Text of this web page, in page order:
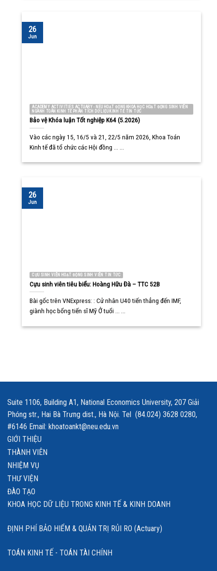
ACADEMY ACTIVITIES ACTUARY - NEU HOẠT ĐỘNG KHOA HỌC HOẠT ĐỘNG SINH VIÊN
NGÀNH TOÁN KINH TẾ PHÂN TÍCH DỮ LIỆU KINH TẾ TIN TỨC
Bảo vệ Khóa luận Tốt nghiệp K64 (5.2026)
Vào các ngày 15, 16/5 và 21, 22/5 năm 2026, Khoa Toán
Kinh tế đã tổ chức các Hội đồng ... ...
26
Jun
CỰU SINH VIÊN HOẠT ĐỘNG SINH VIÊN TIN TỨC
Cựu sinh viên tiêu biểu: Hoàng Hữu Đà – TTC 52B
Bài gốc trên VNExpress: : Cử nhân U40 tiến thẳng đến IMF,
giành học bổng tiến sĩ Mỹ Ở tuổi ... ...
26
Jun
Suite 1106, Building A1, National Economics University, 207 Giải
Phóng str., Hai Bà Trưng dist., Hà Nội. Tel (84.024) 3628 0280,
#6146 Email: khoatoankt@neu.edu.vn
GIỚI THIỆU
THÀNH VIÊN
NHIỆM VỤ
THƯ VIỆN
ĐÀO TẠO
KHOA HỌC DỮ LIỆU TRONG KINH TẾ & KINH DOANH
ĐỊNH PHÍ BẢO HIỂM & QUẢN TRỊ RỦI RO (Actuary)
TOÁN KINH TẾ - TOÁN TÀI CHÍNH